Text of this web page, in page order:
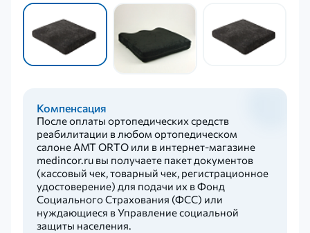
Компенсация
После оплаты ортопедических средств
реабилитации в любом ортопедическом
салоне AMT ORTO или в интернет-магазине
medincor.ru вы получаете пакет документов
(кассовый чек, товарный чек, регистрационное
удостоверение) для подачи их в Фонд
Социального Страхования (ФСС) или
нуждающиеся в Управление социальной
защиты населения.